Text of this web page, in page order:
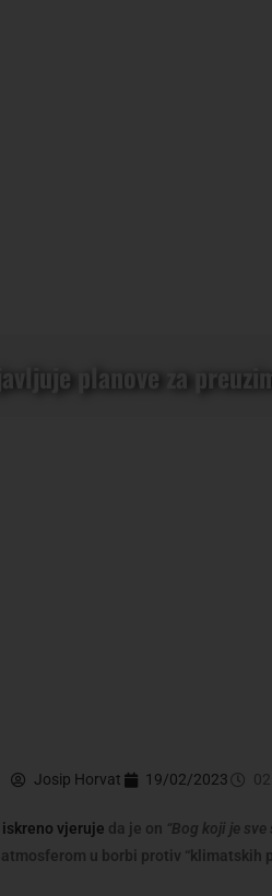
planove za
Josip Horvat 19/02/2023
vjeruje da je on “Bog koji je
u borbi protiv “klimatskih